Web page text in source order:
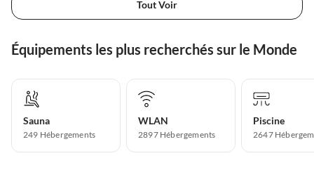
Tout Voir
Équipements les plus recherchés sur le Monde
Sauna
249 Hébergements
WLAN
2897 Hébergements
Piscine
2647